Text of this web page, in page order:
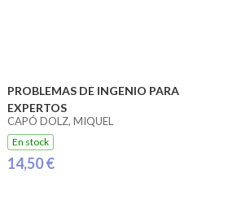
PROBLEMAS DE INGENIO PARA
EXPERTOS
CAPÓ DOLZ, MIQUEL
En stock
14,50 €